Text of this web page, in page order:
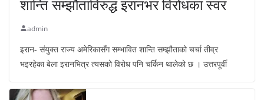
शान्ति सम्झौताविरुद्ध इरानभर विरोधका स्वर
admin
इरान- संयुक्त राज्य अमेरिकासँग सम्भावित शान्ति सम्झौताको चर्चा तीव्र
भइरहेका बेला इरानभित्र त्यसको विरोध पनि चर्किन थालेको छ । उत्तरपूर्वी